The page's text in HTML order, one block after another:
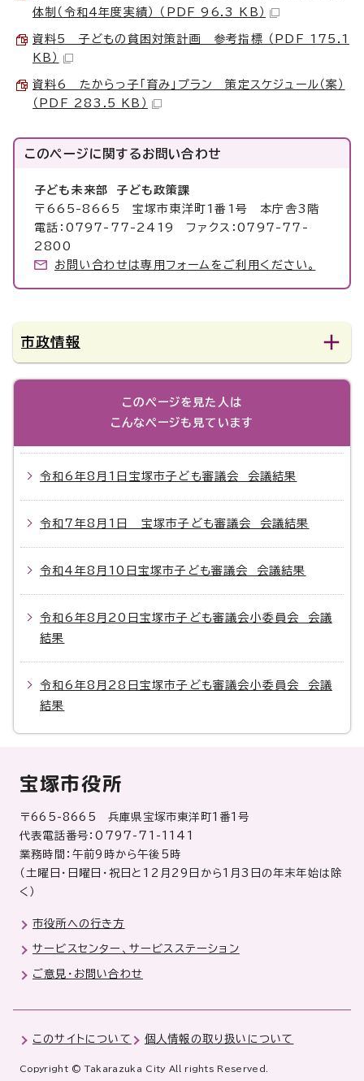
体制（令和4年度実績） （PDF 96.3 KB）
資料5 子どもの貧困対策計画 参考指標 （PDF 175.1
KB）
資料6 たからっ子「育み」プラン 策定スケジュール（案）
（PDF 283.5 KB）
このページに関するお問い合わせ
子ども未来部 子ども政策課
〒665-8665 宝塚市東洋町1番1号 本庁舎3階
電話：0797-77-2419 ファクス：0797-77-
2800
お問い合わせは専用フォームをご利用ください。
市政情報
このページを見た人は
こんなページも見ています
令和6年8月1日宝塚市子ども審議会 会議結果
令和7年8月1日 宝塚市子ども審議会 会議結果
令和4年8月10日宝塚市子ども審議会 会議結果
令和6年8月20日宝塚市子ども審議会小委員会 会議
結果
令和6年8月28日宝塚市子ども審議会小委員会 会議
結果
宝塚市役所
〒665-8665 兵庫県宝塚市東洋町1番1号
代表電話番号：0797-71-1141
業務時間：午前9時から午後5時
（土曜日・日曜日・祝日と12月29日から1月3日の年末年始は除
く）
市役所への行き方
サービスセンター、サービスステーション
ご意見・お問い合わせ
このサイトについて 個人情報の取り扱いについて
Copyright © Takarazuka City All rights Reserved.